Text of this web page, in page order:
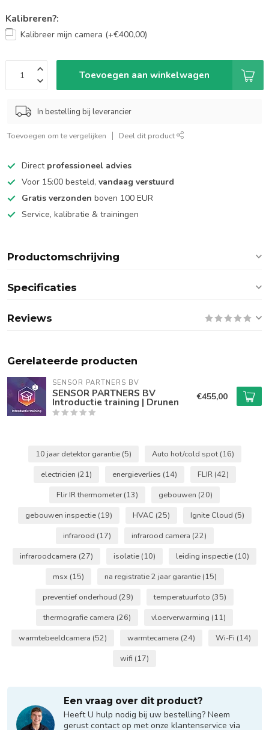
Kalibreren?:
Kalibreer mijn camera (+€400,00)
Toevoegen aan winkelwagen
In bestelling bij leverancier
Toevoegen om te vergelijken Deel dit product
Direct professioneel advies
Voor 15:00 besteld, vandaag verstuurd
Gratis verzonden boven 100 EUR
Service, kalibratie & trainingen
Productomschrijving
Specificaties
Reviews
Gerelateerde producten
SENSOR PARTNERS BV
SENSOR PARTNERS BV
Introductie training | Drunen €455,00
10 jaar detektor garantie (5) Auto hot/cold spot (16)
electricien (21) energieverlies (14) FLIR (42)
Flir IR thermometer(13) gebouwen (20)
gebouwen inspectie (19) HVAC (25) Ignite Cloud (5)
infrarood (17) infrarood camera (22)
infraroodcamera (27) isolatie (10) leiding inspectie (10)
msx (15) na registratie 2 jaar garantie (15)
preventief onderhoud (29) temperatuurfoto (35)
thermografie camera (26) vloerverwarming (11)
warmtebeeldcamera (52) warmtecamera (24) Wi-Fi (14)
wifi (17)
Een vraag over dit product?
Heeft U hulp nodig bij uw bestelling? Neem
gerust contact op met onze klantenservice via